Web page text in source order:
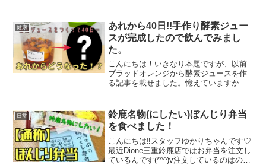
す♡わんちゃんの紹介黒柴【あんず君】
実家チワワ【ちまき君...
健康
あれから40日!!手作り酵素ジュー
スが完成したので飲んでみまし
た。
こんにちは！いきなり本題ですが、以前
ブラッドオレンジから酵素ジュースを作
る記事を載せました。憶えていますか？
ってから40日ぐらいが経過しています。
40日〜45日寝かせ...
日常
鈴鹿名物(にしたい)ぼんじり弁当
を食べました！
こんにちは‼スタッフゆかりちゃんです♡
最近Dione三重鈴鹿店ではお弁当を注文し
ているんです(*^^)v注文しているのはのぶ